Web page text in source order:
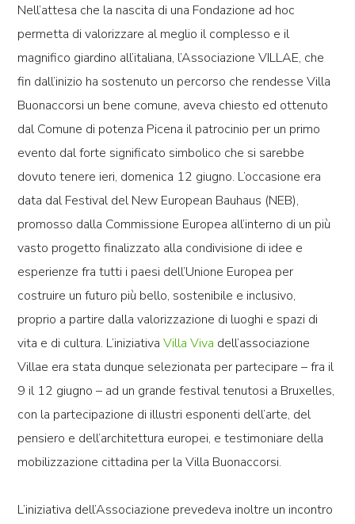
Nell’attesa che la nascita di una Fondazione ad hoc
permetta di valorizzare al meglio il complesso e il
magnifico giardino all’italiana, l’Associazione VILLAE, che
fin dall’inizio ha sostenuto un percorso che rendesse Villa
Buonaccorsi un bene comune, aveva chiesto ed ottenuto
dal Comune di potenza Picena ilpatrocinio per un primo
evento dal forte significato simbolico che si sarebbe
dovuto tenere ieri, domenica 12 giugno. L’occasione era
data dalFestival del New European Bauhaus (NEB),
promosso dalla Commissione Europea all’interno di un più
vasto progetto finalizzato alla condivisione di idee e
esperienze fra tutti i paesi dell’Unione Europea per
costruire un futuro più bello, sostenibile e inclusivo,
proprio a partire dalla valorizzazione di luoghi e spazi di
vita e di cultura. L’iniziativaVilla Viva dell’associazione
Villae era stata dunque selezionata per partecipare– fra il
9 il 12 giugno – ad un grande festival tenutosi a Bruxelles,
con la partecipazione di illustri esponenti dell’arte, del
pensiero e dell’architettura europei, e testimoniare della
mobilizzazione cittadina per la Villa Buonaccorsi.
L’iniziativa dell’Associazione prevedeva inoltre un incontro